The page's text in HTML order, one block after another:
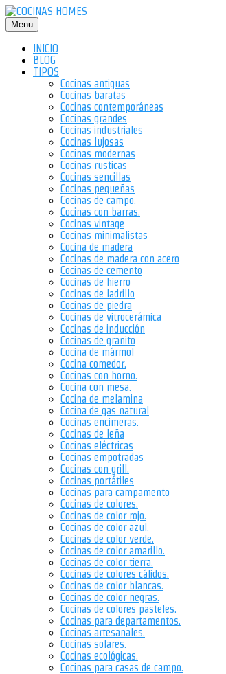
Saltar
al
contenido
Menu
INICIO
BLOG
TIPOS
Cocinas antiguas
Cocinas baratas
Cocinas contemporáneas
Cocinas grandes
Cocinas industriales
Cocinas lujosas
Cocinas modernas
Cocinas rusticas
Cocinas sencillas
Cocinas pequeñas
Cocinas de campo.
Cocinas con barras.
Cocinas vintage
Cocinas minimalistas
Cocina de madera
Cocinas de madera con acero
Cocinas de cemento
Cocinas de hierro
Cocinas de ladrillo
Cocinas de piedra
Cocinas de vitrocerámica
Cocinas de inducción
Cocinas de granito
Cocina de mármol
Cocina comedor.
Cocinas con horno.
Cocina con mesa.
Cocina de melamina
Cocina de gas natural
Cocinas encimeras.
Cocinas de leña
Cocinas eléctricas
Cocinas empotradas
Cocinas con grill.
Cocinas portátiles
Cocinas para campamento
Cocinas de colores.
Cocinas de color rojo.
Cocinas de color azul.
Cocinas de color verde.
Cocinas de color amarillo.
Cocinas de color tierra.
Cocinas de colores cálidos.
Cocinas de color blancas.
Cocinas de color negras.
Cocinas de colores pasteles.
Cocinas para departamentos.
Cocinas artesanales.
Cocinas solares.
Cocinas ecológicas.
Cocinas para casas de campo.